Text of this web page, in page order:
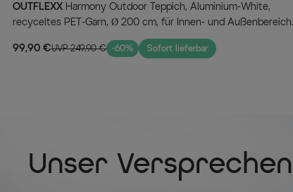
OUTFLEXX
recyceltes PET-Garn, Ø 200 cm, für Innen- und Außenbereich
99,90 €UVP 249,90 € -60% Sofort lieferbar
Unser Versprechen